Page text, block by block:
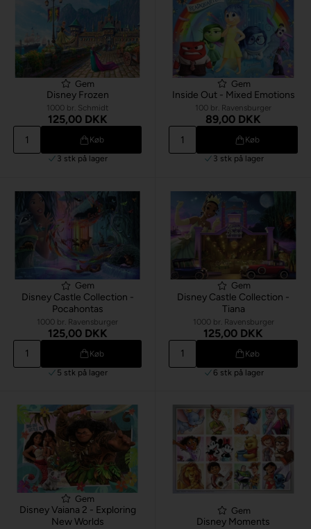
Gem
Disney Frozen
1000 br. Schmidt
125,00 DKK
Køb
3 stk på lager
Gem
Inside Out - Mixed Emotions
100 br. Ravensburger
89,00 DKK
Køb
3 stk på lager
Gem
Disney Castle Collection -
Pocahontas
1000 br. Ravensburger
125,00 DKK
Køb
5 stk på lager
Gem
Disney Castle Collection -
Tiana
1000 br. Ravensburger
125,00 DKK
Køb
6 stk på lager
Gem
Disney Vaiana 2 - Exploring
New Worlds
Gem
Disney Moments